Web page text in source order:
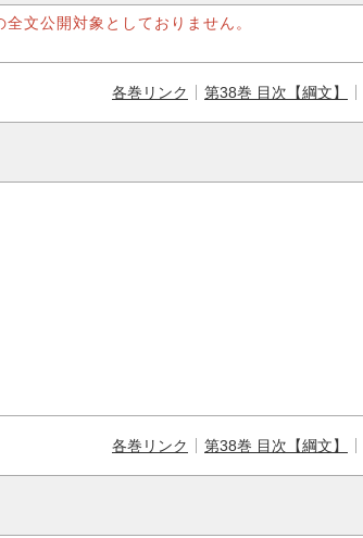
文公開対象としておりません。
各巻リンク 第38巻 目次【綱文】
各巻リンク 第38巻 目次【綱文】